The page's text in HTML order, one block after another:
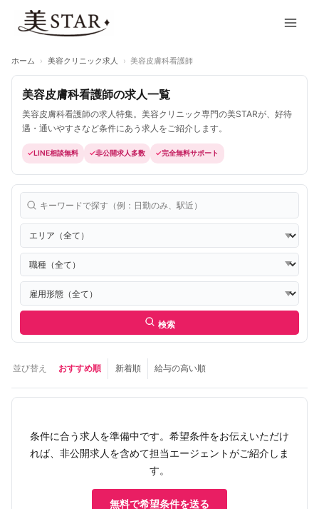
ホーム › 美容クリニック求人 › 美容皮膚科看護師
美容皮膚科看護師の求人一覧
美容皮膚科看護師の求人特集。美容クリニック専門の美STARが、好待
遇・通いやすさなど条件にあう求人をご紹介します。
LINE相談無料 非公開求人多数 完全無料サポート
検索
並び替え おすすめ順 新着順 給与の高い順
条件に合う求人を準備中です。希望条件をお伝えいただけ
れば、非公開求人を含めて担当エージェントがご紹介しま
す。
無料で希望条件を送る